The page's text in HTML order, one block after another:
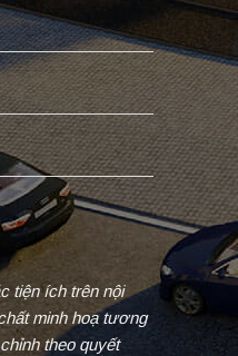
tiện ích trên nội
minh hoạ tương
theo quyết